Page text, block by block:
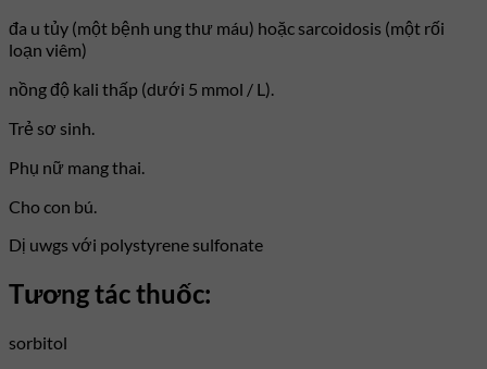
đa u tủy (một bệnh ung thư máu) hoặc sarcoidosis (một rối
loạn viêm)
nồng độ kali thấp (dưới 5 mmol / L).
Trẻ sơ sinh.
Phụ nữ mang thai.
Cho con bú.
Dị uwgs với polystyrene sulfonate
Tương tác thuốc:
sorbitol